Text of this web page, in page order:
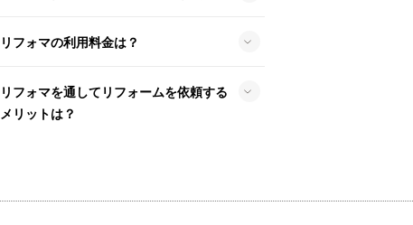
リフォマの利用料金は？
リフォマを通してリフォームを依頼する
メリットは？